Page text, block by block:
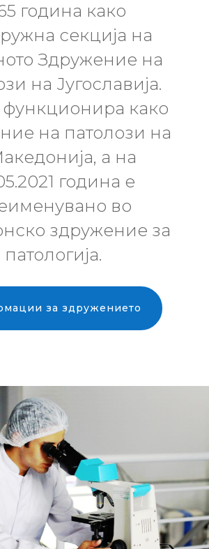
година како
секција на
Здружение на
на Југославија.
функционира како
на патолози на
а на
година е
во
здружение за
патологија.
за здружението